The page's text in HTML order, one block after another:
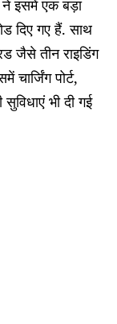
इसमें एक बड़ा
दिए गए हैं. साथ
जैसे तीन राइडिंग
पोर्ट,
भी दी गई